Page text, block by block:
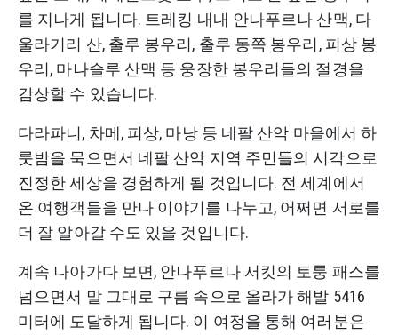
를 지나게 됩니다. 트레킹 내내 안나푸르나 산맥, 다
울라기리 산, 출루 봉우리, 출루 동쪽 봉우리, 피상 봉
우리, 마나슬루 산맥 등 웅장한 봉우리들의 절경을
감상할 수 있습니다.
다라파니, 차메, 피상, 마낭 등 네팔 산악 마을에서 하
룻밤을 묵으면서 네팔 산악 지역 주민들의 시각으로
진정한 세상을 경험하게 될 것입니다. 전 세계에서
온 여행객들을 만나 이야기를 나누고, 어쩌면 서로를
더 잘 알아갈 수도 있을 것입니다.
계속 나아가다 보면, 안나푸르나 서킷의 토룽 패스를
넘으면서 말 그대로 구름 속으로 올라가 해발 5416
미터에 도달하게 됩니다. 이 여정을 통해 여러분은